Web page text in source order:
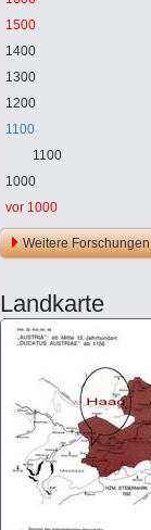
1500
1400
1300
1200
1100
1100
1000
vor 1000
Weitere Forschungen
Landkarte